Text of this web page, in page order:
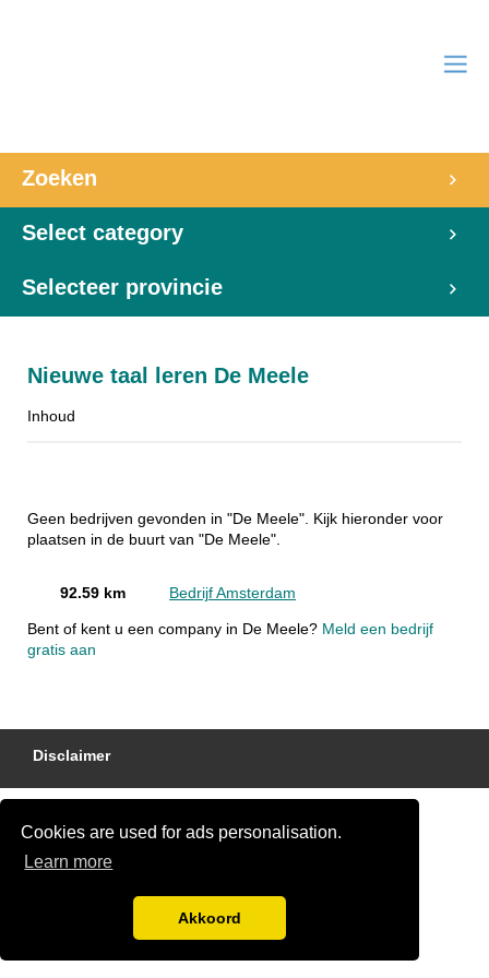
Cookies are used for ads personalisation.
Learn more
Akkoord
Zoeken
Select category
Selecteer provincie
Nieuwe taal leren De Meele
Inhoud
Geen bedrijven gevonden in "De Meele". Kijk hieronder voor
plaatsen in de buurt van "De Meele".
92.59 km Bedrijf Amsterdam
Bent of kent u een company in De Meele? Meld een bedrijf
gratis aan
Disclaimer